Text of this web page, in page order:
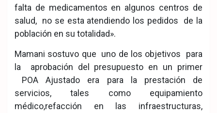
falta de medicamentos en algunos centros de
salud, no se esta atendiendo los pedidos de la
población en su totalidad».
Mamani sostuvo que uno de los objetivos para
la aprobación del presupuesto en un primer
POA Ajustado era para la prestación de
servicios, tales como equipamiento
médico,refacción en las infraestructuras,